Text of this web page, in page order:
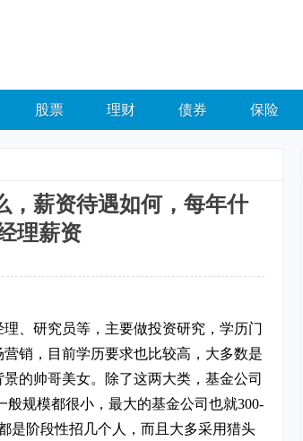
股票 理财 债券 保险
，薪资待遇如何，每年什
理薪资
、研究员等，主要做投资研究，学历门
销，目前学历要求也比较高，大多数是
的帅哥美女。除了这两大类，基金公司
规模都很小，最大的基金公司也就300-
是阶段性招几个人，而且大多采用猎头